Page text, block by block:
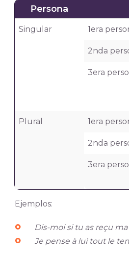
Persona
Singular 1era
2nda
3era
Plural 1era
2nda
3era
Ejemplos:
Dis-moi si tu as reçu
Je pense à lui tout le